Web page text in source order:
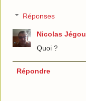
Réponses
Nicolas Jégou
Quoi ?
Répondre